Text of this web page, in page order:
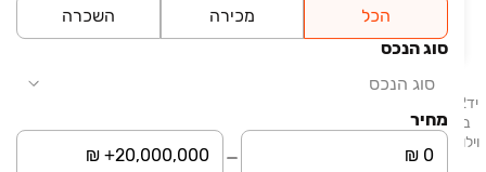
הכל
מכירה
השכרה
סוג הנכס
סוג הנכס
מחיר
ברחבי הארץ. בלוח תמצאו דירות, דירות גן, דירות יוקרה ונכסים נוספים: בתים,
וילות, פנטהאוזים, קוטג׳ים, ועוד. דירות למכירה בתל אביב, דירות למכירה בחיפה,
דירות למכירה בבאר שבע, דירות למכירה בראשון לציון.